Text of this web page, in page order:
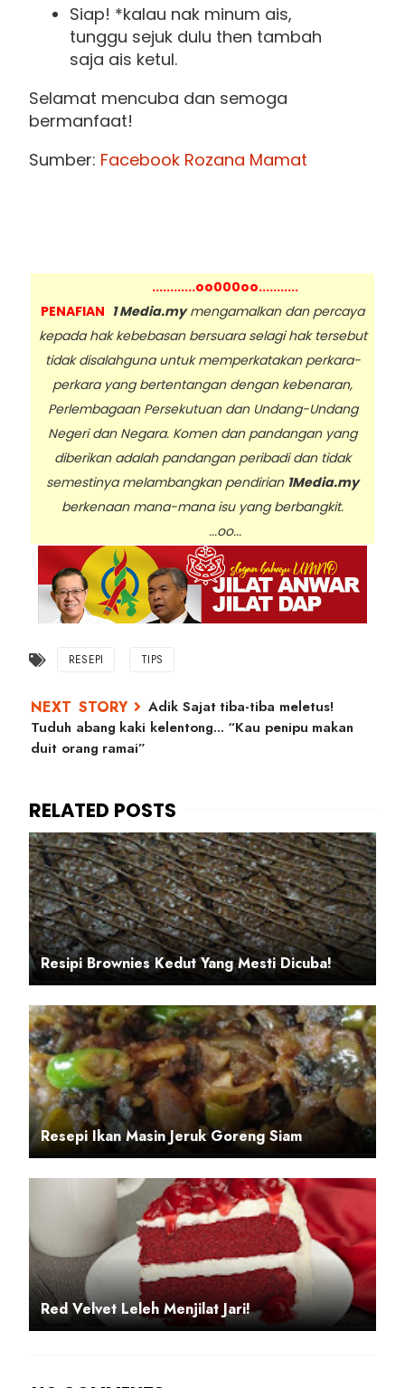
Siap! *kalau nak minum ais,
tunggu sejuk dulu then tambah
saja ais ketul.
Selamat mencuba dan semoga
bermanfaat!
Sumber: Facebook Rozana Mamat
............oo000oo...........
PENAFIAN 1 Media.mymengamalkan dan percaya
kepada hak kebebasan bersuara selagi hak tersebut
tidak disalahguna untuk memperkatakan perkara-
perkara yang bertentangan dengan kebenaran,
Perlembagaan Persekutuan dan Undang-Undang
Negeri dan Negara. Komen dan pandangan yang
diberikan adalah pandangan peribadi dan tidak
semestinya melambangkan pendirian 1Media.my
berkenaan mana-mana isu yang berbangkit.
...oo...
RESEPI TIPS
Adik Sajat tiba-tiba meletus!
Tuduh abang kaki kelentong... “Kau penipu makan
duit orang ramai”
Resipi Brownies Kedut Yang Mesti Dicuba!
Resepi Ikan Masin Jeruk Goreng Siam
Red Velvet Leleh Menjilat Jari!